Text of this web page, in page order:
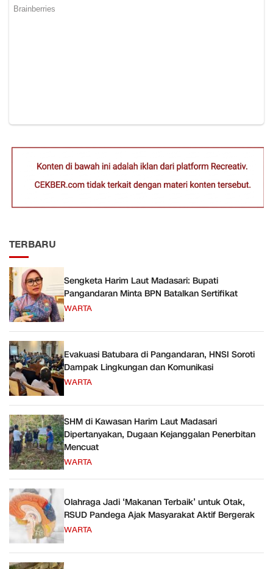
TERBARU
Sengketa Harim Laut Madasari: Bupati
Pangandaran Minta BPN Batalkan Sertifikat
WARTA
Evakuasi Batubara di Pangandaran, HNSI Soroti
Dampak Lingkungan dan Komunikasi
WARTA
SHM di Kawasan Harim Laut Madasari
Dipertanyakan, Dugaan Kejanggalan Penerbitan
Mencuat
WARTA
Olahraga Jadi ‘Makanan Terbaik’ untuk Otak,
RSUD Pandega Ajak Masyarakat Aktif Bergerak
WARTA